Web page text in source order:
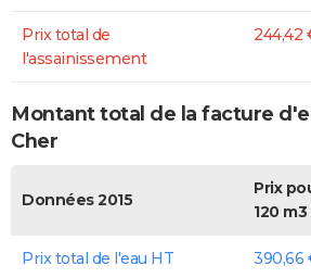
Prix total de
l'assainissement
244,42
Montant total de la facture
Cher
Données 2015
Prix
120 m3
Prix total de l'eau HT 390,66